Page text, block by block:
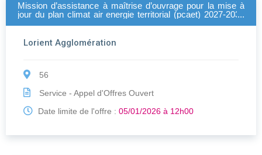
Mission d’assistance à maîtrise d’ouvrage pour la mise à
jour du plan climat air energie territorial (pcaet) 2027-2033
Lorient Agglomération
56
Service - Appel d'Offres Ouvert
Date limite de l'offre : 05/01/2026 à 12h00